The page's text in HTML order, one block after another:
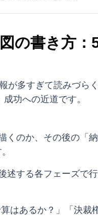
の書き方：
が多すぎて読みづら
功への近道です。
くのか、その後の「
述する各フェーズで
はあるか？」「決裁